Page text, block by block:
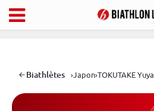
Biathlètes ›Japon›TOKUTAKE Yuya